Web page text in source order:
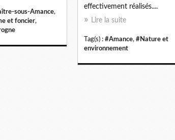
sous-Amance,
et foncier,
effectivement réalisés....
Lire la suite
Tag(s) : #Amance, #Nature et
environnement